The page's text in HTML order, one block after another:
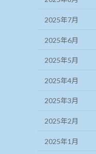
2025年7月
2025年6月
2025年5月
2025年4月
2025年3月
2025年2月
2025年1月